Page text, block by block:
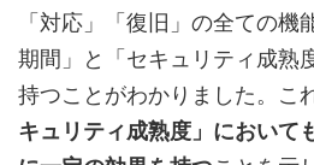
「対応」「復旧」の全ての機
期間」と「セキュリティ成熟
持つことがわかりました。こ
キュリティ成熟度」において